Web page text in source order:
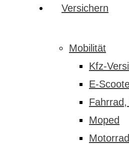
Menu
search
Menu Versichern
Mobilität
Kfz-
E-
Moped
Motorrad